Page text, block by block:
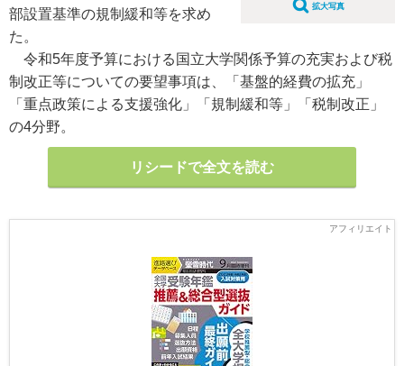
拡大写真
部設置基準の規制緩和等を求め
た。
令和5年度予算における国立大学関係予算の充実および税
制改正等についての要望事項は、「基盤的経費の拡充」
「重点政策による支援強化」「規制緩和等」「税制改正」
の4分野。
リシードで全文を読む